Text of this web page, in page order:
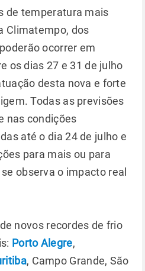
de temperatura mais
Climatempo, dos
ocorrer em
os dias 27 e 31 de julho
desta nova e forte
Todas as previsões
nas condições
até o dia 24 de julho e
para mais ou para
observa o impacto real
novos recordes de frio
Porto Alegre,
, Campo Grande, São